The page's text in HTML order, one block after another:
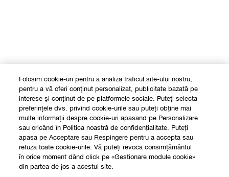
Folosim cookie-uri pentru a analiza traficul site-ului nostru,
pentru a vă oferi conținut personalizat, publicitate bazată pe
interese și conținut de pe platformele sociale. Puteți selecta
preferințele dvs. privind cookie-urile sau puteți obține mai
multe informații despre cookie-uri apasand pe Personalizare
sau oricând în Politica noastră de confidențialitate. Puteți
apasa pe Acceptare sau Respingere pentru a accepta sau
refuza toate cookie-urile. Vă puteți revoca consimțământul
în orice moment dând click pe «Gestionare module cookie»
din partea de jos a acestui site.